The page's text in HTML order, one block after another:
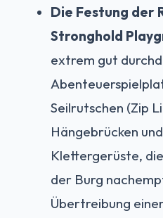
Die Festung der
Stronghold
extrem gut
Seilrutschen (Zip
Hängebrücken
Klettergerüste,
der Burg
Übertreibung